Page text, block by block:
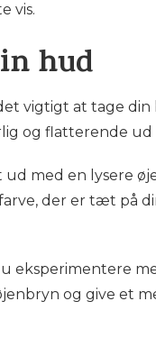
vis.
hud
vigtigt at tage
og flatterende ud
med en lysere
der er tæt på
eksperimentere
og give et